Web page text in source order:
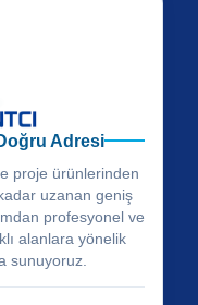
Adresi
proje ürünlerinden
uzanan geniş
profesyonel ve
alanlara yönelik
sunuyoruz.